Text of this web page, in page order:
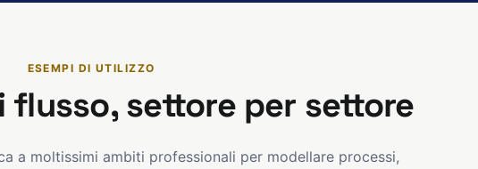
ESEMPI DI UTILIZZO
flusso, settore per settore
a moltissimi ambiti professionali per modellare processi,